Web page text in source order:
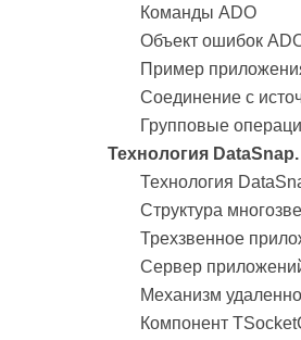
Команды ADO
Объект ошибок
Пример
Соединение с
Групповые
Технология
Технология
Структура
Трехзвенное
Сервер
Механизм
Компонент